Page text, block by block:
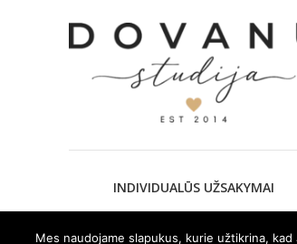
INDIVIDUALŪS UŽSAKYMAI
Mes naudojame slapukus, kurie užtikrina,